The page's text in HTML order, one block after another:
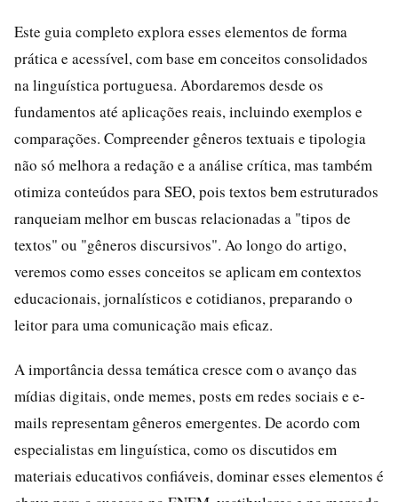
Este guia completo explora esses elementos de forma
prática e acessível, com base em conceitos consolidados
na linguística portuguesa. Abordaremos desde os
fundamentos até aplicações reais, incluindo exemplos e
comparações. Compreender gêneros textuais e tipologia
não só melhora a redação e a análise crítica, mas também
otimiza conteúdos para SEO, pois textos bem estruturados
ranqueiam melhor em buscas relacionadas a "tipos de
textos" ou "gêneros discursivos". Ao longo do artigo,
veremos como esses conceitos se aplicam em contextos
educacionais, jornalísticos e cotidianos, preparando o
leitor para uma comunicação mais eficaz.
A importância dessa temática cresce com o avanço das
mídias digitais, onde memes, posts em redes sociais e e-
mails representam gêneros emergentes. De acordo com
especialistas em linguística, como os discutidos em
materiais educativos confiáveis, dominar esses elementos é